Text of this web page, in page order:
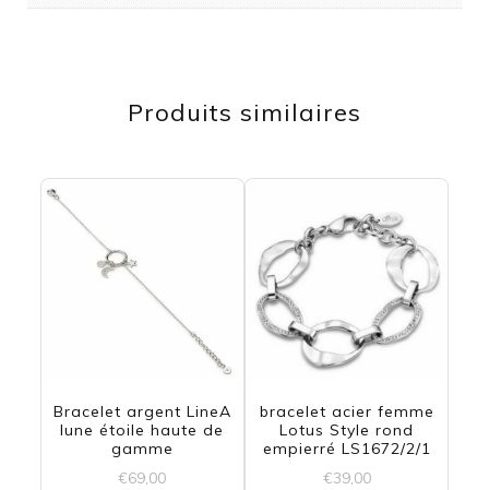
Produits similaires
Bracelet argent LineA
lune étoile haute de
gamme
€69,00
bracelet acier femme
Lotus Style rond
empierré LS1672/2/1
€39,00